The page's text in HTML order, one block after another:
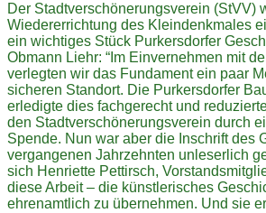
Der Stadtverschönerungsverein (StVV)
Wiedererrichtung des Kleindenkmales
ein wichtiges Stück Purkersdorfer
Obmann Liehr: “Im Einvernehmen mit
verlegten wir das Fundament ein paar
sicheren Standort. Die Purkersdorfer
erledigte dies fachgerecht und
den Stadtverschönerungsverein durch
Spende. Nun war aber die Inschrift des
vergangenen Jahrzehnten unleserlich
sich Henriette Pettirsch,
diese Arbeit – die künstlerisches
ehrenamtlich zu übernehmen. Und sie